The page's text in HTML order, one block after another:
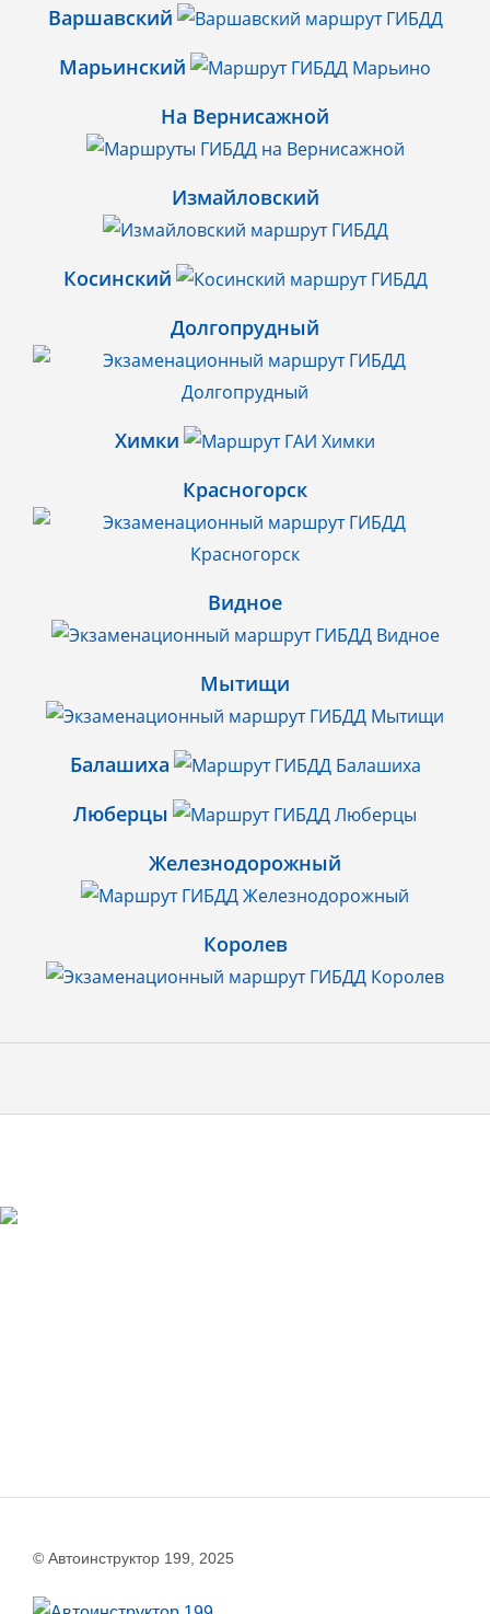
Варшавский
Марьинский
На Вернисажной
Измайловский
Косинский
Долгопрудный
Химки
Красногорск
Видное
Мытищи
Балашиха
Люберцы
Железнодорожный
Королев
© Автоинструктор 199, 2025